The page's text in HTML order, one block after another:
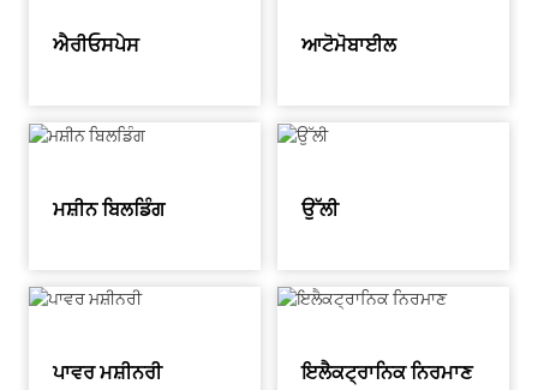
ਐਰੀਓਸਪੇਸ ਆਟੋਮੋਬਾਈਲ
ਮਸ਼ੀਨ ਬਿਲਡਿੰਗ ਉੱਲੀ
ਪਾਵਰ ਮਸ਼ੀਨਰੀ ਇਲੈਕਟ੍ਰਾਨਿਕ ਨਿਰਮਾਣ